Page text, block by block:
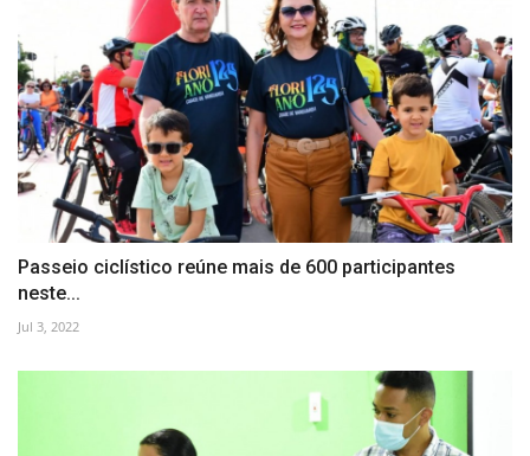
Passeio ciclístico reúne mais de 600 participantes
neste...
Jul 3, 2022